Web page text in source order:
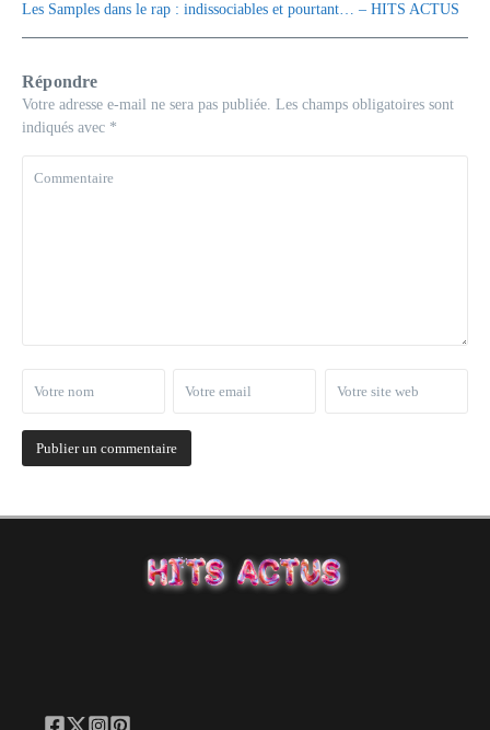
Les Samples dans le rap : indissociables et pourtant… – HITS ACTUS
Répondre
Votre adresse e-mail ne sera pas publiée. Les champs obligatoires sont
indiqués avec *